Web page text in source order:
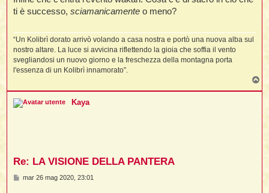
ti è successo,sciamanicamenteo meno?
“Un Kolibrì dorato arrivò volando a casa nostra e portò una nuova alba sul
nostro altare. La luce si avvicina riflettendo la gioia che soffia il vento
svegliandosi un nuovo giorno e la freschezza della montagna porta
l'essenza di un Kolibrì innamorato”.
Kaya
Re: LA VISIONE DELLA PANTERA
M
mar 26 mag 2020, 23:01